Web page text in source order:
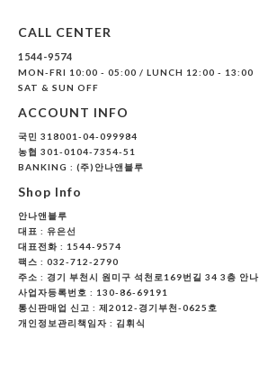
CALL CENTER
1544-9574
MON-FRI 10:00 - 05:00 / LUNCH 12:00 - 13:00
SAT & SUN OFF
ACCOUNT INFO
국민 318001-04-099984
농협 301-0104-7354-51
BANKING : (주)안나앤블루
Shop Info
안나앤블루
대표 : 유은선
대표전화 : 1544-9574
팩스 : 032-712-2790
주소 : 경기 부천시 원미구 석천로169번길 34 3층 안
사업자등록번호 : 130-86-69191
통신판매업 신고 : 제2012-경기부천-0625호
개인정보관리책임자 : 김휘식